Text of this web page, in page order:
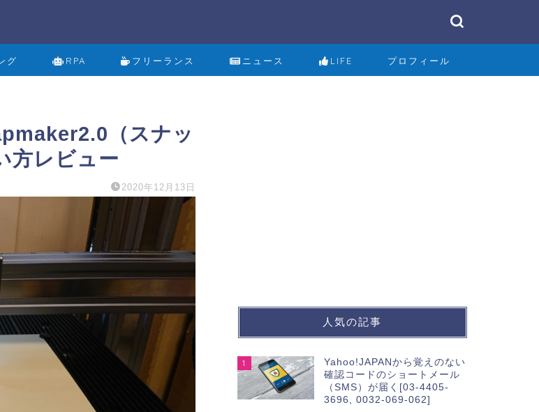
グ RPA フリーランス ニュース LIFE プロフィール
（スナッ
方レビュー
2020年12月13日
人気の記事
1
Yahoo!JAPANから覚えのない
確認コードのショートメール
（SMS）が届く[03-4405-
3696, 0032-069-062]